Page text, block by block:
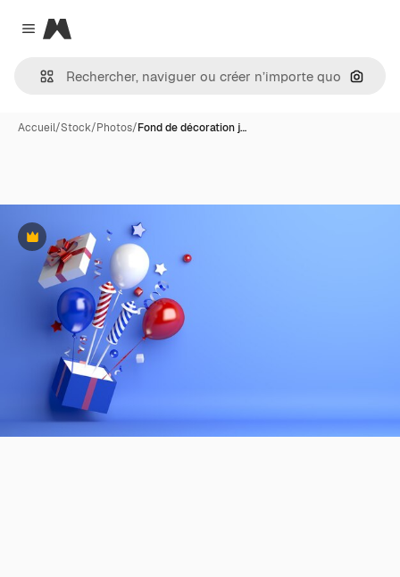
Close menu
Magnific
Accueil/Stock/Photos/Fond de décoration j…
Premium